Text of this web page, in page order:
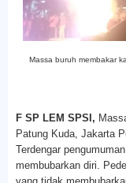
Massa buruh membakar
F SP LEM SPSI,
Patung Kuda, Jakarta
Terdengar
membubarkan diri.